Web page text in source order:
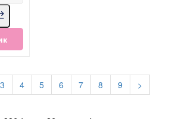
3 4 5 6 7 8 9
>